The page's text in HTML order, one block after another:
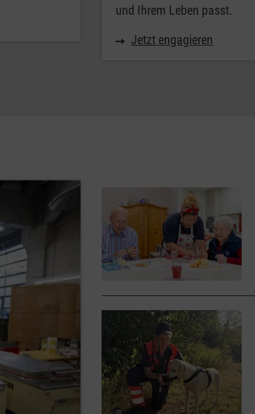
und Ihrem Leben passt.
Jetzt engagieren